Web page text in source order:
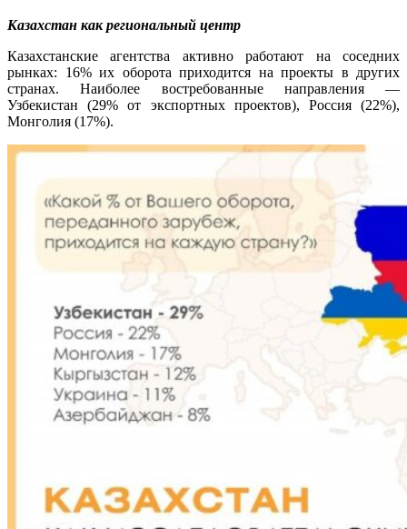
Казахстан как региональный центр
Казахстанские агентства активно работают на соседних
рынках: 16% их оборота приходится на проекты в других
странах. Наиболее востребованные направления —
Узбекистан (29% от экспортных проектов), Россия (22%),
Монголия (17%).